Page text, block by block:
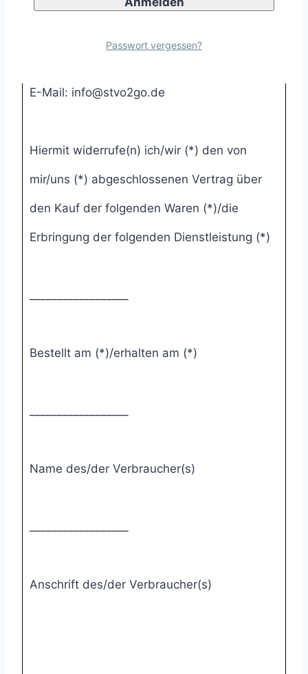
E-Mail: info@stvo2go.de
Hiermit widerrufe(n) ich/wir (*) den von
mir/uns (*) abgeschlossenen Vertrag über
den Kauf der folgenden Waren (*)/die
Erbringung der folgenden Dienstleistung (*)
Bestellt am (*)/erhalten am (*)
Name des/der Verbraucher(s)
Anschrift des/der Verbraucher(s)
Passwort vergessen?